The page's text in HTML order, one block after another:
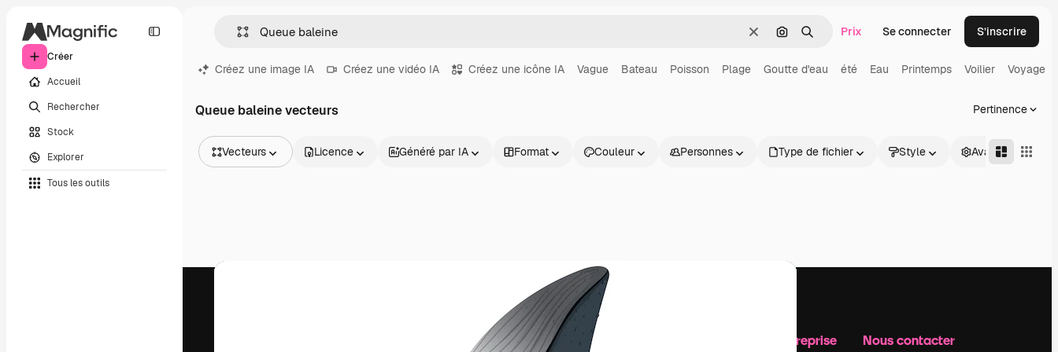
Créer
Accueil
Rechercher
Stock
Explorer
Tous les outils
EffacerRechercher par image
Rechercher
Prix Se connecter S’inscrire
Créez une image IA Créez une vidéo IA Créez une icône IA Vague Bateau Poisson Plage Goutte d'eau été Eau Printemps Voilier Voyage
Queue baleine vecteurs Pertinence
Vecteurs
Vidéos
Licence Généré par IA Format Couleur Personnes Type de fichier Style Avancé
Produits Notre entreprise Nous contacter